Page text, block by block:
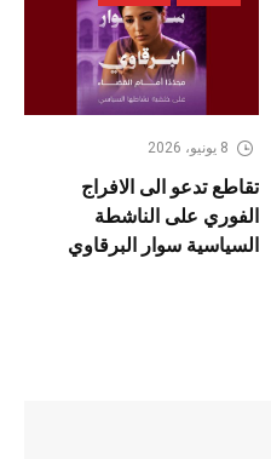
8 يونيو، 2026
تقاطع تدعو الى الافراج
الفوري على الناشطة
السياسية سوار البرقاوي